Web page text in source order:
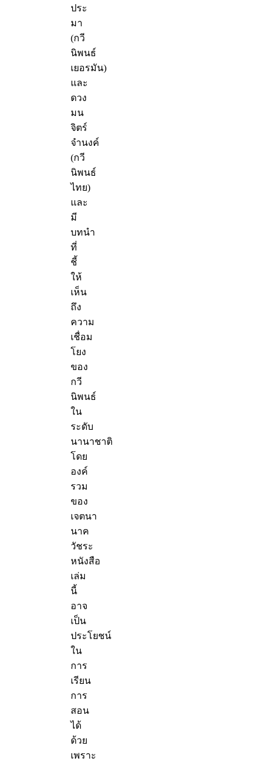
ประ
มา
(กวี
นิพนธ์
เยอรมัน)
และ
ดวง
มน
จิตร์
จำนงค์
(กวี
นิพนธ์
ไทย)
และ
มี
บทนำ
ที่
ชี้
ให้
เห็น
ถึง
ความ
เชื่อม
โยง
ของ
กวี
นิพนธ์
ใน
ระดับ
นานาชาติ
โดย
องค์
รวม
ของ
เจตนา
นาค
วัชระ
หนังสือ
เล่ม
นี้
อาจ
เป็น
ประโยชน์
ใน
การ
เรียน
การ
สอน
ได้
ด้วย
เพราะ